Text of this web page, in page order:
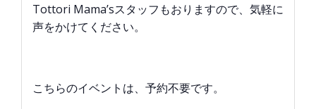
Tottori Mama’sスタッフもおりますので、気軽に
声をかけてください。
こちらのイベントは、予約不要です。